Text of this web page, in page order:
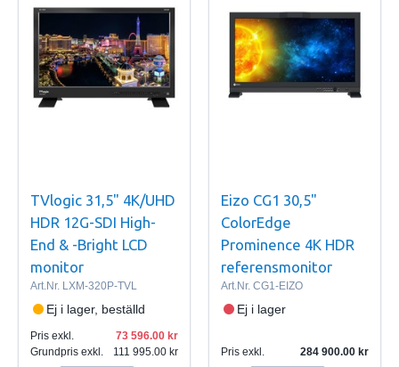
TVlogic 31,5" 4K/UHD
HDR 12G-SDI High-
End & -Bright LCD
monitor
Art.Nr. LXM-320P-TVL
Ej i lager, beställd
Pris exkl.
73 596.00
Grundpris exkl.
111 995.00
Eizo CG1 30,5"
ColorEdge
Prominence 4K HDR
referensmonitor
Art.Nr. CG1-EIZO
Ej i lager
Pris exkl. 284 900.00